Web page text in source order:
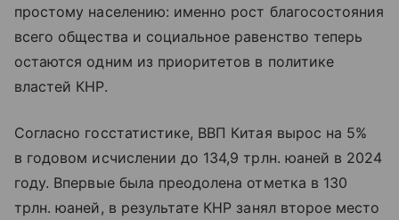
простому населению: именно рост благосостояния
всего общества и социальное равенство теперь
остаются одним из приоритетов в политике
властей КНР.
Согласно госстатистике, ВВП Китая вырос на 5%
в годовом исчислении до 134,9 трлн. юаней в 2024
году. Впервые была преодолена отметка в 130
трлн. юаней, в результате КНР занял второе место